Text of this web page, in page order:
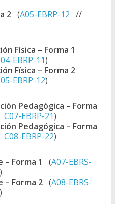
2(A05-EBRP-12 //
Física – Forma 1
EBRP-11)
Física – Forma 2
EBRP-12)
Pedagógica – Forma
C07-EBRP-21)
Pedagógica – Forma
C08-EBRP-22)
– Forma 1 (A07-EBRS-
)
– Forma 2 (A08-EBRS-
)